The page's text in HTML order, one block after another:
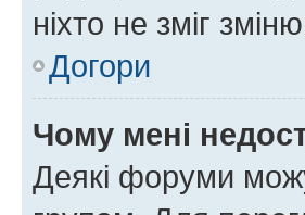
ніхто не зміг
Догори
Чому мені
Деякі форуми